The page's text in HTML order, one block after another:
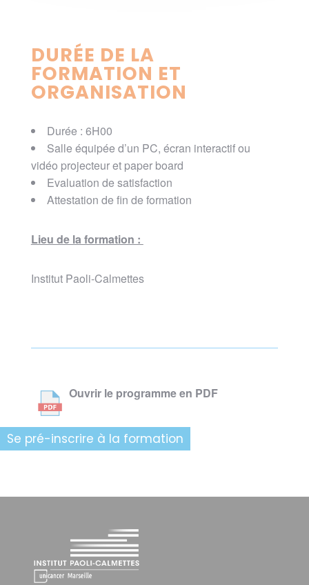
DURÉE DE LA
FORMATION ET
ORGANISATION
Durée : 6H00
Salle équipée d’un PC, écran interactif ou
vidéo projecteur et paper board
Evaluation de satisfaction
Attestation de fin de formation
Lieu de la formation :
Institut Paoli-Calmettes
Ouvrir le programme en PDF
Se pré-inscrire à la formation